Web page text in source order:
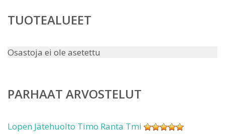
TUOTEALUEET
Osastoja ei ole asetettu
PARHAAT ARVOSTELUT
Lopen Jätehuolto Timo Ranta Tmi